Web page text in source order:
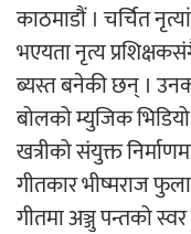
काठमाडौं । चर्चित
भएयता नृत्य
ब्यस्त बनेकी छन् । उनको
बोलको म्युजिक
खत्रीको संयुक्त
गीतकार भीष्मराज
गीतमा अञ्जु पन्तको